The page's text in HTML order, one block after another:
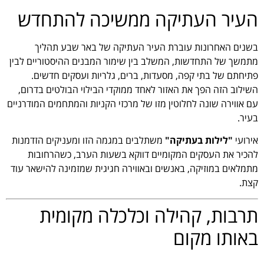
העיר העתיקה ממשיכה להתחדש
בשנים האחרונות עוברת העיר העתיקה של באר שבע תהליך
מתמשך של התחדשות, המשלב בין שימור המבנים ההיסטוריים לבין
פתיחתם של בתי קפה, מסעדות, ברים, גלריות ועסקים חדשים.
השילוב הזה הפך את האזור לאחד ממוקדי הבילוי הבולטים בדרום,
עם אווירה שונה לחלוטין מזו של מרכזי הקניות והמתחמים המודרניים
בעיר.
אירועי "לילות בעתיקה" משתלבים במגמה הזו ומעניקים הזדמנות
להכיר את העסקים המקומיים דווקא בשעות הערב, כשהרחובות
מתמלאים במוזיקה, באנשים ובאווירה חגיגית שמזמינה להישאר עוד
קצת.
תרבות, קהילה וכלכלה מקומית
באותו מקום